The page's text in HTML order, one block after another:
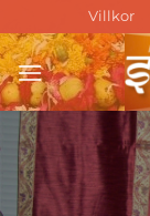
to
content
Villkor